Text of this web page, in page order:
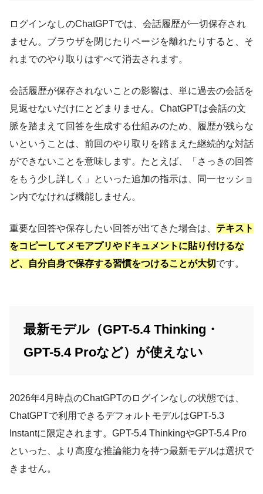
ログインなしのChatGPTでは、会話履歴が一切保存され
ません。ブラウザを閉じたりページを離れたりすると、そ
れまでのやり取りはすべて消去されます。
会話履歴が保存されないことの影響は、単に過去の会話を
見返せないだけにとどまりません。ChatGPTは会話の文
脈を踏まえて回答を生成する仕組みのため、履歴が残らな
いということは、前回のやり取りを踏まえた継続的な対話
ができないことを意味します。たとえば、「さっきの回答
をもう少し詳しく」といった追加の指示は、同一セッショ
ン内でなければ機能しません。
重要な回答や保存したい回答が出てきた場合は、 テキスト
をコピーしてメモアプリやドキュメントに貼り付けるな
ど、自分自身で保存する習慣をつけることが大切です。
最新モデル（GPT-5.4 Thinking・
GPT-5.4 Proなど）が使えない
2026年4月時点のChatGPTのログインなしの状態では、
ChatGPTで利用できるデフォルトモデルはGPT-5.3
Instantに限定されます。GPT-5.4 ThinkingやGPT-5.4 Pro
といった、より高度な推論能力を持つ最新モデルは選択で
きません。